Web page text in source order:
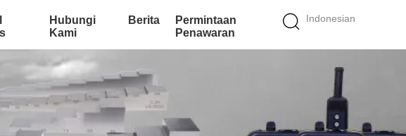
Indonesian
Hubungi
Kami
Berita
Permintaan
Penawaran